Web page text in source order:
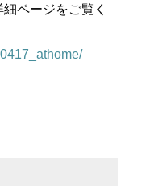
ページをご覧く